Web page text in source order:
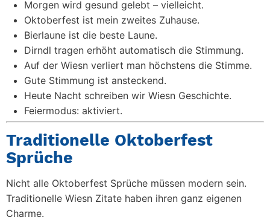
Morgen wird gesund gelebt – vielleicht.
Oktoberfest ist mein zweites Zuhause.
Bierlaune ist die beste Laune.
Dirndl tragen erhöht automatisch die Stimmung.
Auf der Wiesn verliert man höchstens die Stimme.
Gute Stimmung ist ansteckend.
Heute Nacht schreiben wir Wiesn Geschichte.
Feiermodus: aktiviert.
Traditionelle Oktoberfest
Sprüche
Nicht alle Oktoberfest Sprüche müssen modern sein.
Traditionelle Wiesn Zitate haben ihren ganz eigenen
Charme.